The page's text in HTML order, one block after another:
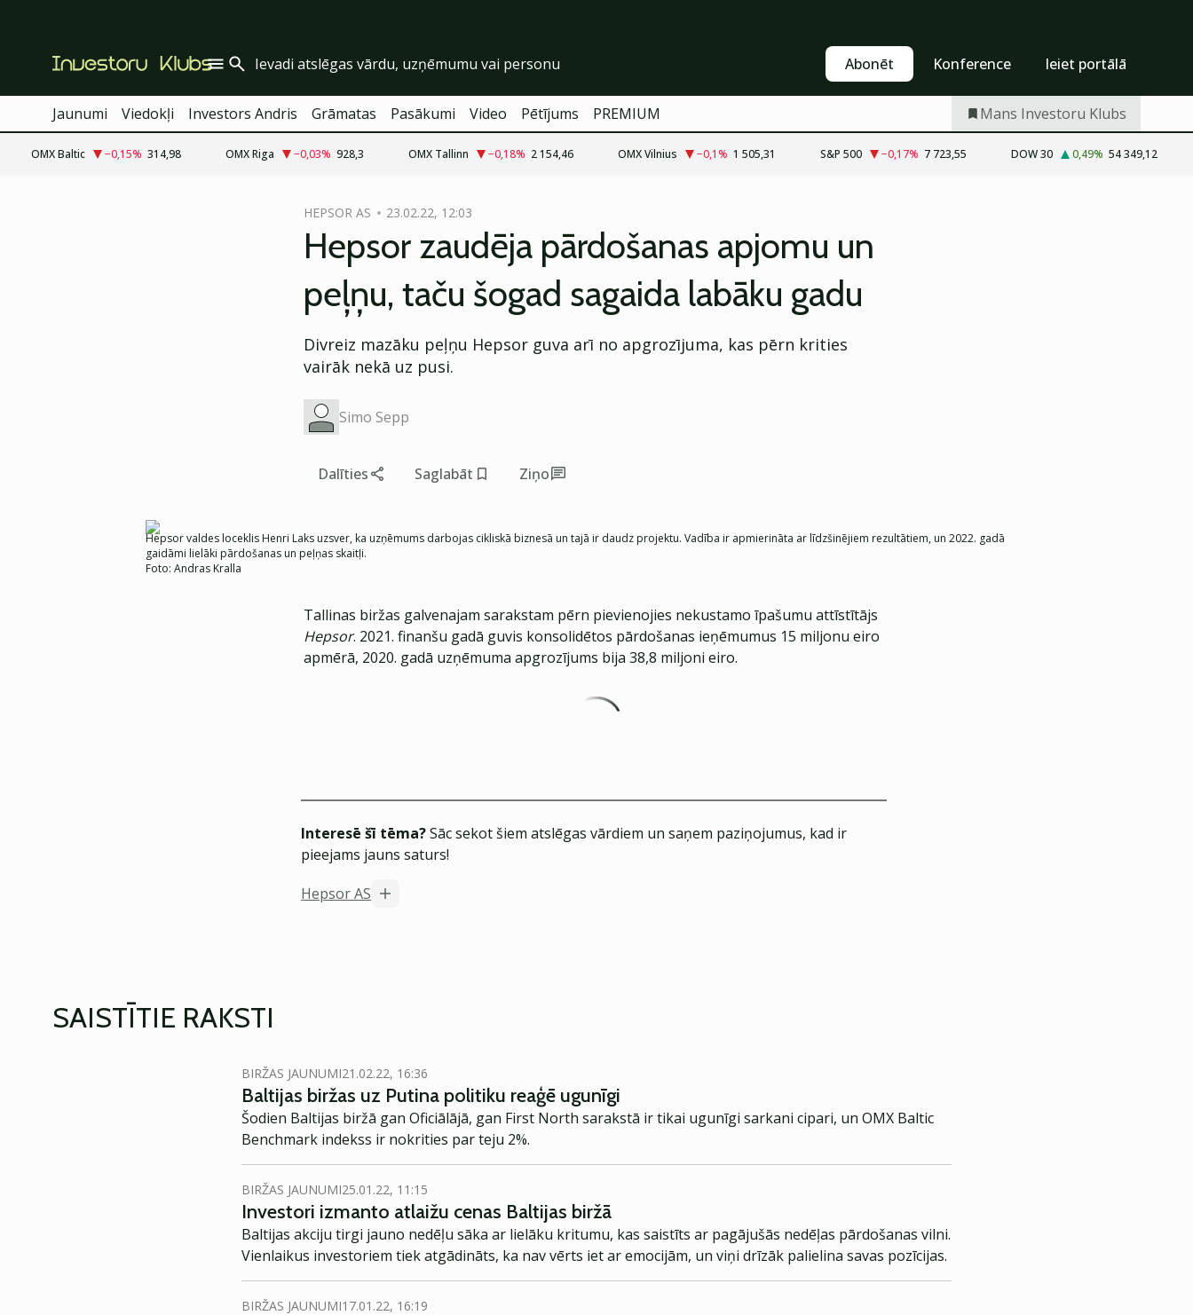
Abonēt Konference Ieiet portālā
Jaunumi Viedokļi Investors Andris Grāmatas Pasākumi Video Pētījums PREMIUM Mans Investoru Klubs
OMX Baltic −0,15% 314,98 OMX Riga −0,03% 928,3 OMX Tallinn −0,18% 2 154,46 OMX Vilnius −0,1% 1 505,31 S&P 500 −0,17% 7 723,55 DOW 30 0,49% 54 349,12
HEPSOR AS 23.02.22, 12:03
Hepsor zaudēja pārdošanas apjomu un
peļņu, taču šogad sagaida labāku gadu
Divreiz mazāku peļņu Hepsor guva arī no apgrozījuma, kas pērn krities
vairāk nekā uz pusi.
Simo Sepp
Dalīties Saglabāt Ziņo
Hepsor valdes loceklis Henri Laks uzsver, ka uzņēmums darbojas cikliskā biznesā un tajā ir daudz projektu. Vadība ir apmierināta ar līdzšinējiem rezultātiem, un 2022. gadā
gaidāmi lielāki pārdošanas un peļņas skaitļi.
Foto: Andras Kralla
Tallinas biržas galvenajam sarakstam pērn pievienojies nekustamo īpašumu attīstītājs
Hepsor. 2021. finanšu gadā guvis konsolidētos pārdošanas ieņēmumus 15 miljonu eiro
apmērā, 2020. gadā uzņēmuma apgrozījums bija 38,8 miljoni eiro.
Interesē šī tēma?Sāc sekot šiem atslēgas vārdiem un saņem paziņojumus, kad ir
pieejams jauns saturs!
Hepsor AS
SAISTĪTIE RAKSTI
BIRŽAS JAUNUMI21.02.22, 16:36
Baltijas biržas uz Putina politiku reaģē ugunīgi
Šodien Baltijas biržā gan Oficiālājā, gan First North sarakstā ir tikai ugunīgi sarkani cipari, un OMX Baltic
Benchmark indekss ir nokrities par teju 2%.
BIRŽAS JAUNUMI25.01.22, 11:15
Investori izmanto atlaižu cenas Baltijas biržā
Baltijas akciju tirgi jauno nedēļu sāka ar lielāku kritumu, kas saistīts ar pagājušās nedēļas pārdošanas vilni.
Vienlaikus investoriem tiek atgādināts, ka nav vērts iet ar emocijām, un viņi drīzāk palielina savas pozīcijas.
BIRŽAS JAUNUMI17.01.22, 16:19